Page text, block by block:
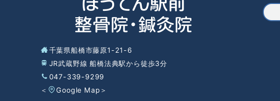
千葉県船橋市藤原1-21-6
JR武蔵野線 船橋法典駅から徒歩3分
047-339-9299
＜
Google Map ＞